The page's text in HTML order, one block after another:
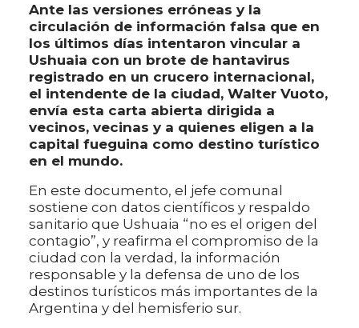
Ante las versiones erróneas y la
circulación de información falsa que en
los últimos días intentaron vincular a
Ushuaia con un brote de hantavirus
registrado en un crucero internacional,
el intendente de la ciudad, Walter Vuoto,
envía esta carta abierta dirigida a
vecinos, vecinas y a quienes eligen a la
capital fueguina como destino turístico
en el mundo.
En este documento, el jefe comunal
sostiene con datos científicos y respaldo
sanitario que Ushuaia “no es el origen del
contagio”, y reafirma el compromiso de la
ciudad con la verdad, la información
responsable y la defensa de uno de los
destinos turísticos más importantes de la
Argentina y del hemisferio sur.